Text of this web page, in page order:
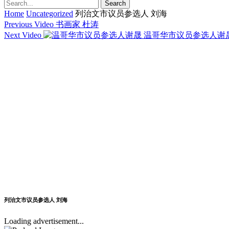
Home Uncategorized 列治文市议员参选人 刘海
Previous Video 书画家 杜涛
Next Video
温哥华市议员参选人谢
列治文市议员参选人 刘海
Loading advertisement...